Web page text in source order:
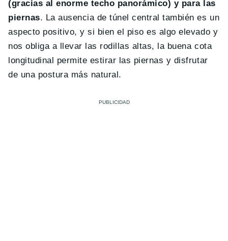
(gracias al enorme techo panorámico) y para las
piernas. La ausencia de túnel central también es un
aspecto positivo, y si bien el piso es algo elevado y
nos obliga a llevar las rodillas altas, la buena cota
longitudinal permite estirar las piernas y disfrutar
de una postura más natural.